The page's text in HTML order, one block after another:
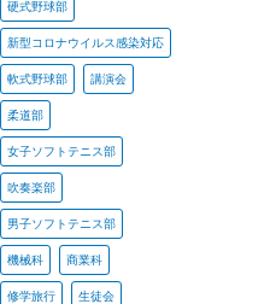
硬式野球部
新型コロナウイルス感染対応
軟式野球部 講演会
柔道部
女子ソフトテニス部
吹奏楽部
男子ソフトテニス部
機械科 商業科
修学旅行 生徒会